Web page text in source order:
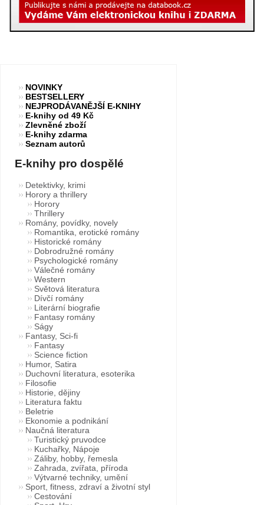
NOVINKY
BESTSELLERY
NEJPRODÁVANĚJŠÍ E-KNIHY
E-knihy od 49 Kč
Zlevněné zboží
E-knihy zdarma
Seznam autorů
E-knihy pro dospělé
Detektivky, krimi
Horory a thrillery
Horory
Thrillery
Romány, povídky, novely
Romantika, erotické romány
Historické romány
Dobrodružné romány
Psychologické romány
Válečné romány
Western
Světová literatura
Dívčí romány
Literární biografie
Fantasy romány
Ságy
Fantasy, Sci-fi
Fantasy
Science fiction
Humor, Satira
Duchovní literatura, esoterika
Filosofie
Historie, dějiny
Literatura faktu
Beletrie
Ekonomie a podnikání
Naučná literatura
Turistický pruvodce
Kuchařky, Nápoje
Záliby, hobby, řemesla
Zahrada, zvířata, příroda
Výtvarné techniky, umění
Sport, fitness, zdraví a životní styl
Cestování